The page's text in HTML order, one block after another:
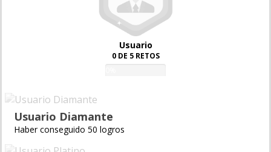
Usuario
0 DE 5 RETOS
Usuario Diamante
Haber conseguido 50 logros